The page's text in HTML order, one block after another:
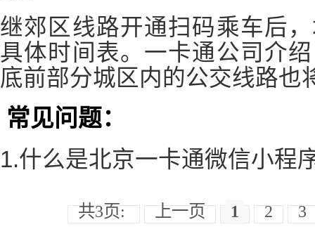
继郊区线路开通扫码乘车后
具体时间表。一卡通公司介
底前部分城区内的公交线路也
常见问题：
1.什么是北京一卡通微信小程
共3页: 上一页 1 2 3